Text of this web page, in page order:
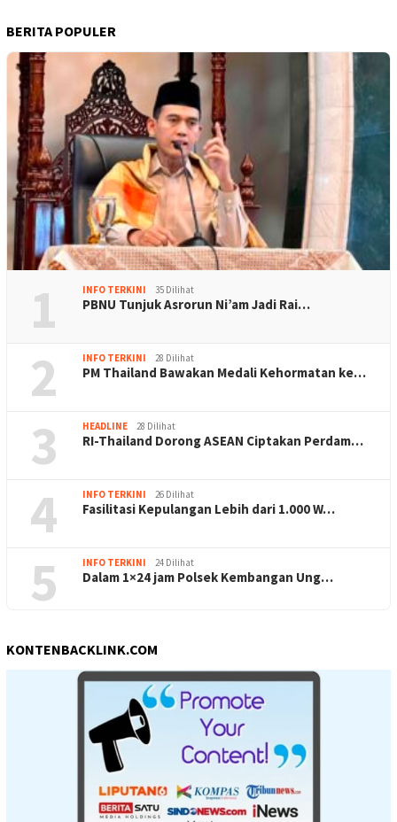
BERITA POPULER
1 INFO TERKINI 35 Dilihat
PBNU Tunjuk Asrorun Ni’am Jadi Rai…
2 INFO TERKINI 28 Dilihat
PM Thailand Bawakan Medali Kehormatan ke…
3 HEADLINE 28 Dilihat
RI-Thailand Dorong ASEAN Ciptakan Perdam…
4 INFO TERKINI 26 Dilihat
Fasilitasi Kepulangan Lebih dari 1.000 W…
5 INFO TERKINI 24 Dilihat
Dalam 1×24 jam Polsek Kembangan Ung…
KONTENBACKLINK.COM